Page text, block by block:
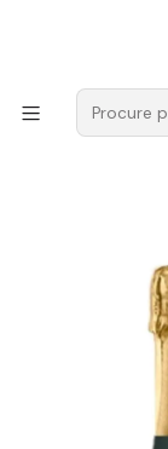
Quintas de
Bruto 2020 75cl